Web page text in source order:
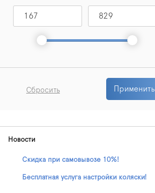
Сбросить Применить
Новости
Скидка при самовывозе 10%!
Бесплатная услуга настройки коляски!